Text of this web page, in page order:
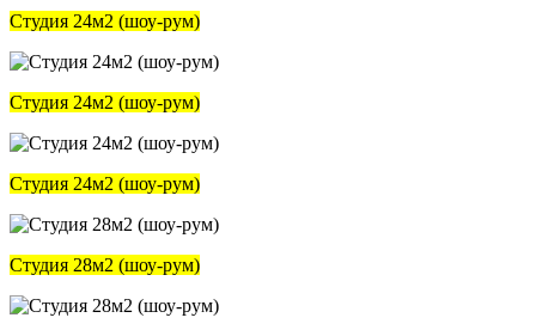
Студия 24м2 (шоу-рум)
Студия 24м2 (шоу-рум)
Студия 24м2 (шоу-рум)
Студия 28м2 (шоу-рум)